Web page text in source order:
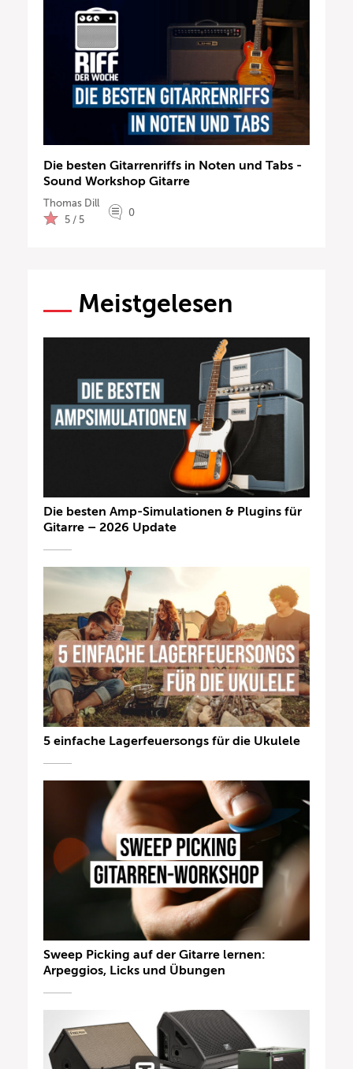
Die besten Gitarrenriffs in Noten und Tabs -
Sound Workshop Gitarre
Thomas Dill
5 / 5
0
Meistgelesen
Die besten Amp-Simulationen & Plugins für
Gitarre – 2026 Update
5 einfache Lagerfeuersongs für die Ukulele
Sweep Picking auf der Gitarre lernen:
Arpeggios, Licks und Übungen